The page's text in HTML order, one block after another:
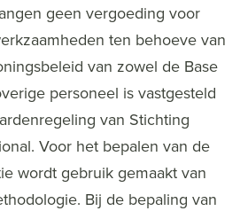
geen vergoeding voor
ten behoeve van
van zowel de Base
personeel is vastgesteld
van Stichting
Voor het bepalen van de
wordt gebruik gemaakt van
Bij de bepaling van